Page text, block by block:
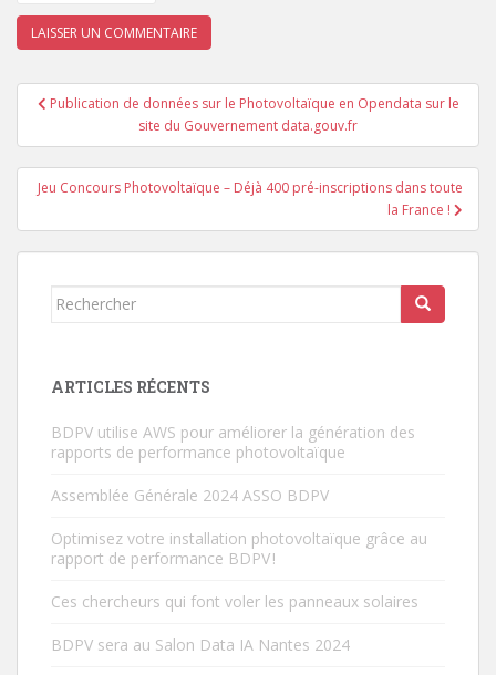
Navigation
l’article
Publication de données sur le Photovoltaïque en Opendata sur le
site du Gouvernement data.gouv.fr
Jeu Concours Photovoltaïque – Déjà 400 pré-inscriptions dans toute
la France !
Rechercher...
ARTICLES RÉCENTS
BDPV utilise AWS pour améliorer la génération des
rapports de performance photovoltaïque
Assemblée Générale 2024 ASSO BDPV
Optimisez votre installation photovoltaïque grâce au
rapport de performance BDPV !
Ces chercheurs qui font voler les panneaux solaires
BDPV sera au Salon Data IA Nantes 2024